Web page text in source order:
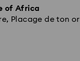
of Africa
Placage de ton or